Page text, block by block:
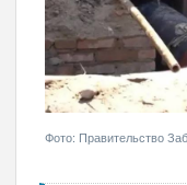
Фото: Правительство